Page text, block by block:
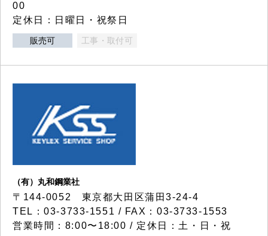
00
定休日：日曜日・祝祭日
販売可 工事・取付可
（有）丸和鋼業社
〒144-0052 東京都大田区蒲田3-24-4
TEL：03-3733-1551 / FAX：03-3733-1553
営業時間：8:00〜18:00 / 定休日：土・日・祝